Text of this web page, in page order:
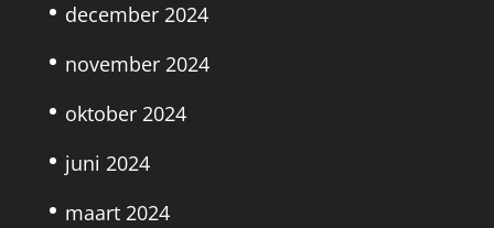
december 2024
november 2024
oktober 2024
juni 2024
maart 2024